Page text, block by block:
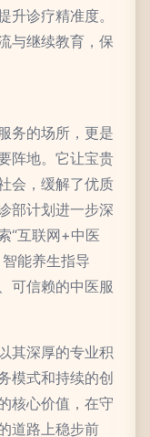
升诊疗精准度。
与继续教育，保
务的场所，更是
阵地。它让宝贵
会，缓解了优质
部计划进一步深
“互联网+中医
能养生指导
可信赖的中医服
其深厚的专业积
模式和持续的创
核心价值，在守
道路上稳步前